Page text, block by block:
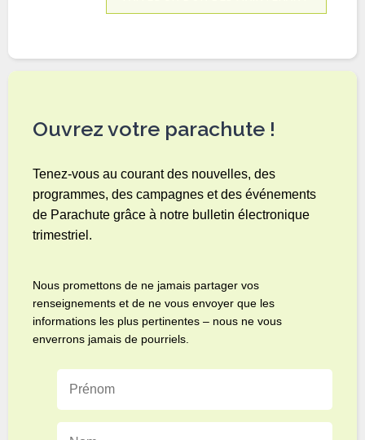
Ouvrez votre parachute !
Tenez-vous au courant des nouvelles, des
programmes, des campagnes et des événements
de Parachute grâce à notre bulletin électronique
trimestriel.
Nous promettons de ne jamais partager vos
renseignements et de ne vous envoyer que les
informations les plus pertinentes – nous ne vous
enverrons jamais de pourriels.